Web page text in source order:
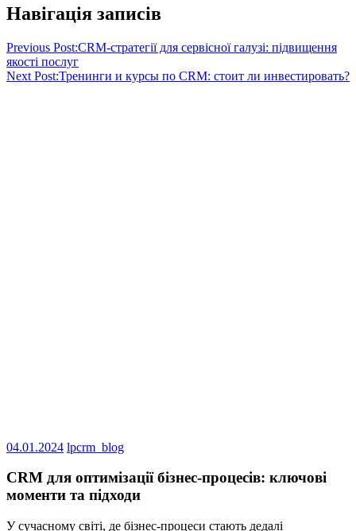
Навігація записів
Previous Post:CRM-стратегії для сервісної галузі: підвищення
якості послуг
Next Post:Тренинги и курсы по CRM: стоит ли инвестировать?
04.01.2024 lpcrm_blog
CRM для оптимізації бізнес-процесів: ключові
моменти та підходи
У сучасному світі, де бізнес-процеси стають дедалі